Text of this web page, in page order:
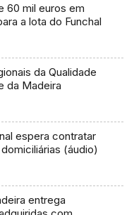
60 mil euros em
a lota do Funchal
da Qualidade
da Madeira
espera contratar
(áudio)
entrega